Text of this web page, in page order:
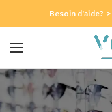
Besoin d'aide?